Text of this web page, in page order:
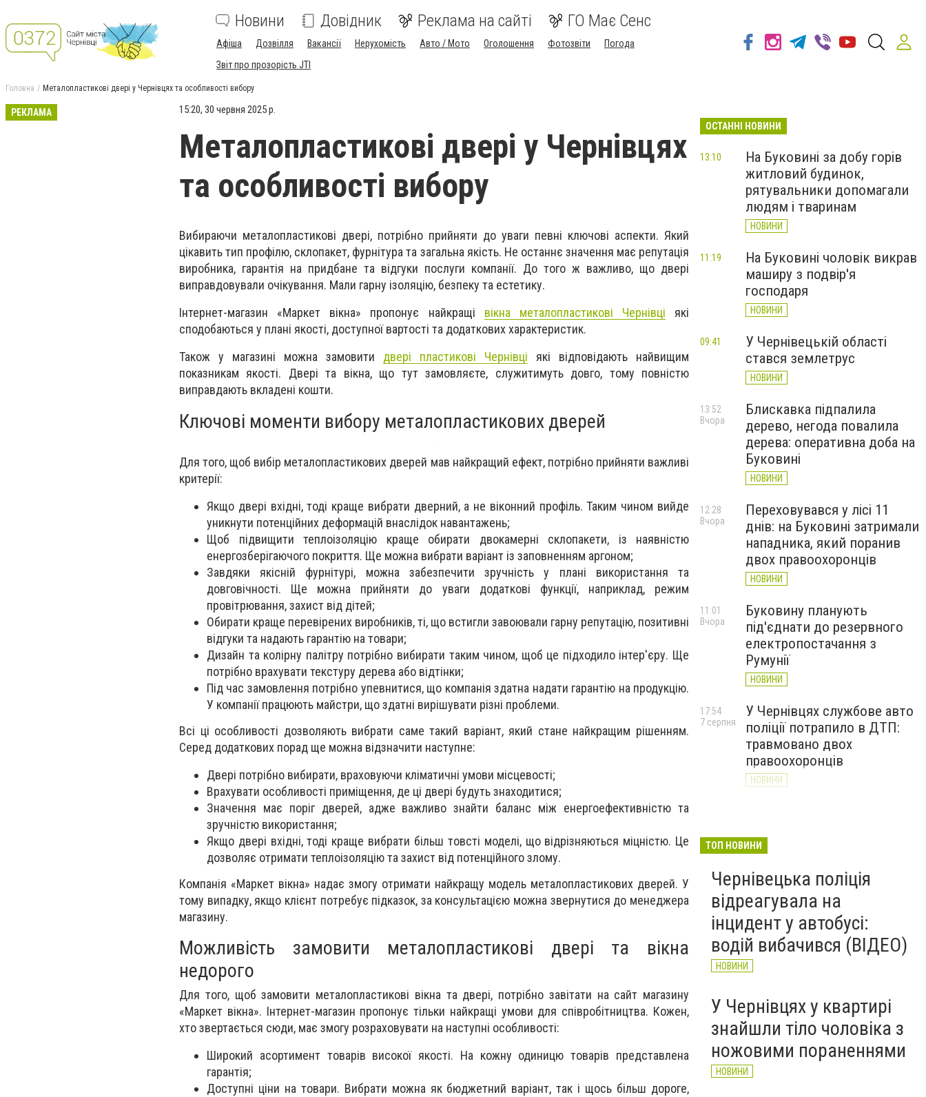
Новини Довідник Реклама на сайті ГО Має Сенс
Афіша Дозвілля Вакансії Нерухомість Авто / Мото Оголошення Фотозвіти
Погода
Звіт про прозорість JTI
Головна Металопластикові двері у Чернівцях та особливості вибору
РЕКЛАМА 15:20, 30 червня 2025 р.
Металопластикові двері у Чернівцях
та особливості вибору
Вибираючи металопластикові двері, потрібно прийняти до уваги певні ключові аспекти. Який
цікавить тип профілю, склопакет, фурнітура та загальна якість. Не останнє значення має репутація
виробника, гарантія на придбане та відгуки послуги компанії. До того ж важливо, що двері
виправдовували очікування. Мали гарну ізоляцію, безпеку та естетику.
Інтернет-магазин «Маркет вікна» пропонує найкращі вікна металопластикові Чернівці які
сподобаються у плані якості, доступної вартості та додаткових характеристик.
Також у магазині можна замовити двері пластикові Чернівці які відповідають найвищим
показникам якості. Двері та вікна, що тут замовляєте, служитимуть довго, тому повністю
виправдають вкладені кошти.
Ключові моменти вибору металопластикових дверей
Для того, щоб вибір металопластикових дверей мав найкращий ефект, потрібно прийняти важливі
критерії:
Якщо двері вхідні, тоді краще вибрати дверний, а не віконний профіль. Таким чином вийде
уникнути потенційних деформацій внаслідок навантажень;
Щоб підвищити теплоізоляцію краще обирати двокамерні склопакети, із наявністю
енергозберігаючого покриття. Ще можна вибрати варіант із заповненням аргоном;
Завдяки якісній фурнітурі, можна забезпечити зручність у плані використання та
довговічності. Ще можна прийняти до уваги додаткові функції, наприклад, режим
провітрювання, захист від дітей;
Обирати краще перевірених виробників, ті, що встигли завоювали гарну репутацію, позитивні
відгуки та надають гарантію на товари;
Дизайн та колірну палітру потрібно вибирати таким чином, щоб це підходило інтер'єру. Ще
потрібно врахувати текстуру дерева або відтінки;
Під час замовлення потрібно упевнитися, що компанія здатна надати гарантію на продукцію.
У компанії працюють майстри, що здатні вирішувати різні проблеми.
Всі ці особливості дозволяють вибрати саме такий варіант, який стане найкращим рішенням.
Серед додаткових порад ще можна відзначити наступне:
Двері потрібно вибирати, враховуючи кліматичні умови місцевості;
Врахувати особливості приміщення, де ці двері будуть знаходитися;
Значення має поріг дверей, адже важливо знайти баланс між енергоефективністю та
зручністю використання;
Якщо двері вхідні, тоді краще вибрати більш товсті моделі, що відрізняються міцністю. Це
дозволяє отримати теплоізоляцію та захист від потенційного злому.
Компанія «Маркет вікна» надає змогу отримати найкращу модель металопластикових дверей. У
тому випадку, якщо клієнт потребує підказок, за консультацією можна звернутися до менеджера
магазину.
Можливість замовити металопластикові двері та вікна
недорого
Для того, щоб замовити металопластикові вікна та двері, потрібно завітати на сайт магазину
«Маркет вікна». Інтернет-магазин пропонує тільки найкращі умови для співробітництва. Кожен,
хто звертається сюди, має змогу розраховувати на наступні особливості:
Широкий асортимент товарів високої якості. На кожну одиницю товарів представлена
гарантія;
Доступні ціни на товари. Вибрати можна як бюджетний варіант, так і щось більш дороге,
ОСТАННІ НОВИНИ
На Буковині за добу горів
житловий будинок,
рятувальники допомагали
людям і тваринам
НОВИНИ
13:10
На Буковині чоловік викрав
маширу з подвір'я
господаря
НОВИНИ
11:19
У Чернівецькій області
стався землетрус
НОВИНИ
09:41
Блискавка підпалила
дерево, негода повалила
дерева: оперативна доба на
Буковині
НОВИНИ
13:52
Вчора
Переховувався у лісі 11
днів: на Буковині затримали
нападника, який поранив
двох правоохоронців
НОВИНИ
12:28
Вчора
Буковину планують
під'єднати до резервного
електропостачання з
Румунії
НОВИНИ
11:01
Вчора
У Чернівцях службове авто
поліції потрапило в ДТП:
травмовано двох
правоохоронців
НОВИНИ
17:54
7 серпня
прикордонника Романа
НОВИНИ
ТОП НОВИНИ
Чернівецька поліція
відреагувала на
інцидент у автобусі:
водій вибачився (ВІДЕО)
НОВИНИ
У Чернівцях у квартирі
знайшли тіло чоловіка з
ножовими пораненнями
НОВИНИ